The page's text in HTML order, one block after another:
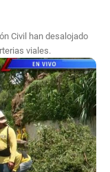
Civil han desalojado
viales.